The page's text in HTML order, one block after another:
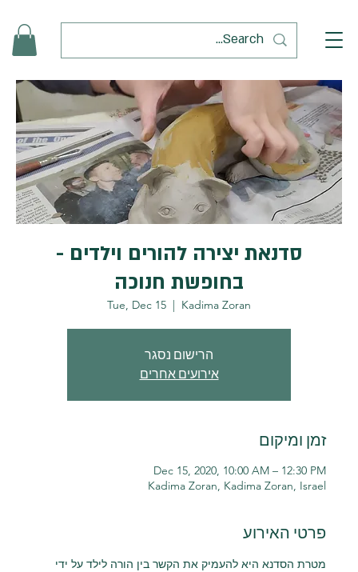
סדנאת יצירה להורים וילדים -
בחופשת חנוכה
Tue, Dec 15
  |
Kadima Zoran
הרישום נסגר
אירועים אחרים
זמן ומיקום
Dec 15, 2020, 10:00 AM – 12:30 PM
Kadima Zoran, Kadima Zoran, Israel
פרטי האירוע
מטרת הסדנא היא להעמיק את הקשר בין הורה לילד על ידי